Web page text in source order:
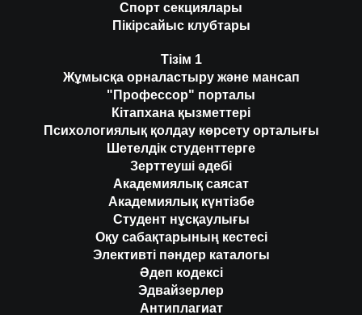
Спорт секциялары
Пікірсайыс клубтары
Тізім 1
Жұмысқа орналастыру және мансап
"Профессор" порталы
Кітапхана қызметтері
Психологиялық қолдау көрсету орталығы
Шетелдік студенттерге
Зерттеуші әдебі
Академиялық саясат
Академиялық күнтізбе
Студент нұсқаулығы
Оқу сабақтарының кестесі
Элективті пәндер каталогы
Әдеп кодексі
Эдвайзерлер
Антиплагиат